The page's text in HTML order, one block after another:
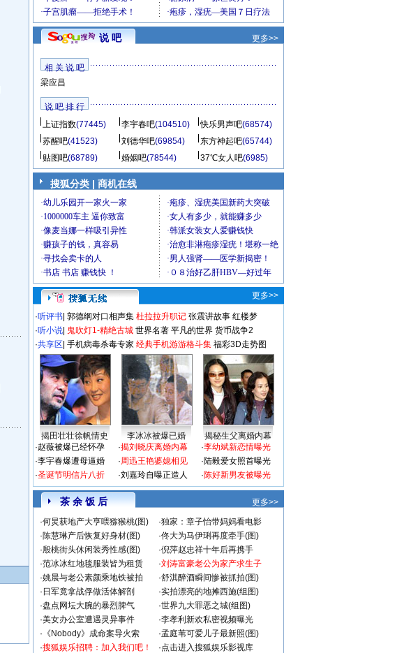
说 吧 更多>>
相 关 说 吧
梁应昌
说 吧 排 行
上证指数(77445) 李宇春吧(104510) 快乐男声吧(68574)
苏醒吧(41523) 刘德华吧(69854) 东方神起吧(65744)
贴图吧(68789) 婚姻吧(78544) 37℃女人吧(6985)
搜狐分类 | 商机在线
更多>>
·听评书 郭德纲对口相声集 杜拉拉升职记 张震讲故事 红楼梦
·听小说 鬼吹灯1-精绝古城 世界名著 平凡的世界 货币战争2
·共享区 手机病毒杀毒专家 经典手机游游格斗集 福彩3D走势图
揭田壮壮徐帆情史 李冰冰被爆已婚
揭秘生父离婚内幕
·赵薇被爆已经怀孕
·李宇春爆遭母逼婚
·圣诞节明信片八折
·揭刘晓庆离婚内幕
·周迅王艳婆媳相见
·刘嘉玲自曝正造人
·李幼斌新恋情曝光
·陆毅爱女照首曝光
·陈好新男友被曝光
茶 余 饭 后
更多>>
·何炅获地产大亨喂猕猴桃(图) ·独家：章子怡带妈妈看电影
·陈慧琳产后恢复好身材(图) ·佟大为马伊琍再度牵手(图)
·殷桃街头休闲装秀性感(图) ·倪萍赵忠祥十年后再携手
·范冰冰红地毯服装皆为租赁 ·刘涛富豪老公为家产求生子
·姚晨与老公素颜乘地铁被拍 ·舒淇醉酒瞬间惨被抓拍(图)
· 日军竟拿战俘做活体解剖 ·实拍漂亮的地摊西施(组图)
·盘点网坛大腕的暴烈脾气 ·世界九大罪恶之城(组图)
·美女办公室遭遇灵异事件 ·李孝利新欢私密视频曝光
· 《Nobody》成命案导火索 ·孟庭苇可爱儿子最新照(图)
·搜狐娱乐招聘：加入我们吧！ ·点击进入搜狐娱乐影视库